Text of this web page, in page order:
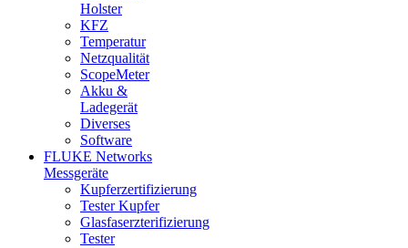
Holster
KFZ
Temperatur
Netzqualität
ScopeMeter
Akku &
Ladegerät
Diverses
Software
FLUKE Networks
Messgeräte
Kupferzertifizierung
Tester Kupfer
Glasfaserzterifizierung
Tester